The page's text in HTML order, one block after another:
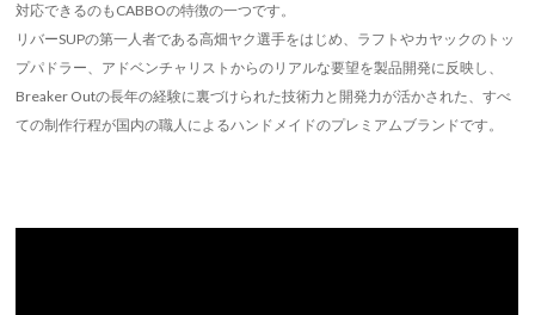
対応できるのもCABBOの特徴の一つです。
リバーSUPの第一人者である高畑ヤク選手をはじめ、ラフトやカヤックのトッ
プパドラー、アドベンチャリストからのリアルな要望を製品開発に反映し、
Breaker Outの長年の経験に裏づけられた技術力と開発力が活かされた、すべ
ての制作行程が国内の職人によるハンドメイドのプレミアムブランドです。